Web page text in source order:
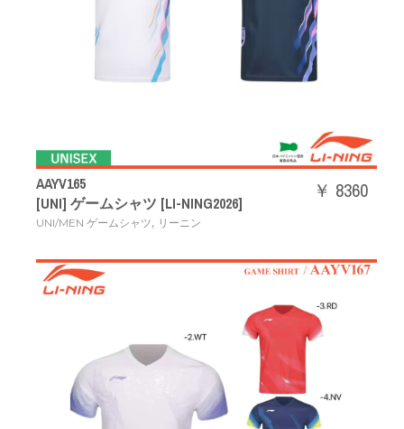
AAYV165
[UNI] ゲームシャツ [LI-NING2026]
UNI/MEN ゲームシャツ, リーニン
￥ 8360